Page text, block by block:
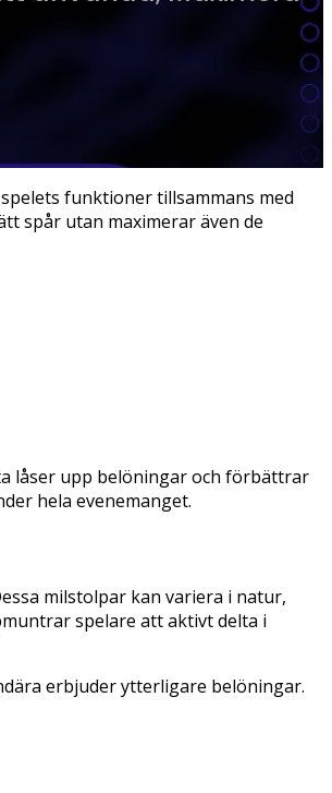
funktioner tillsammans med
spår utan maximerar även de
låser upp belöningar och förbättrar
hela evenemanget.
milstolpar kan variera i natur,
spelare att aktivt delta i
erbjuder ytterligare belöningar.